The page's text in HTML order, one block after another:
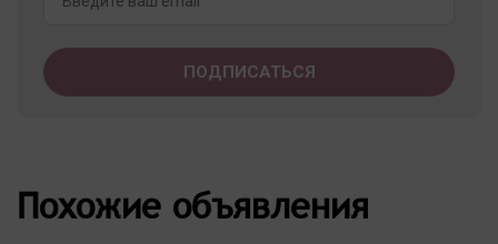
Похожие объявления